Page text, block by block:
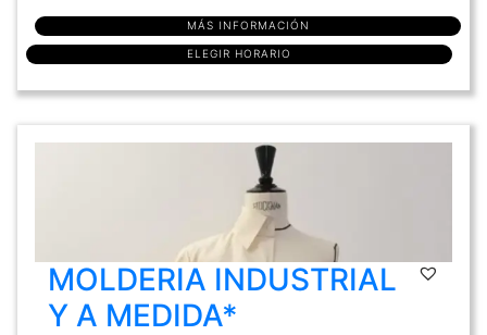
MÁS INFORMACIÓN
ELEGIR HORARIO
MOLDERIA INDUSTRIAL
Y A MEDIDA*